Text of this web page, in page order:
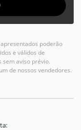
poderão
e válidos de
sem aviso prévio.
de nossos vendedores.